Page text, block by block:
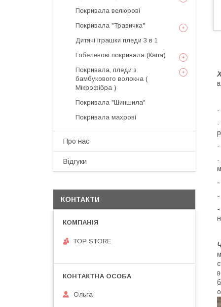
-
-
-
-
Покривала велюрові
Покривала "Травичка"
Дитячі іграшки пледи 3 в 1
Гобеленові покривала (Капа)
Покривала, пледи з
бамбукового волокна (
Мікрофібра )
Покривала "Шиншила"
Покривала махрові
Про нас
Відгуки
КОНТАКТИ
TOP STORE
Ольга